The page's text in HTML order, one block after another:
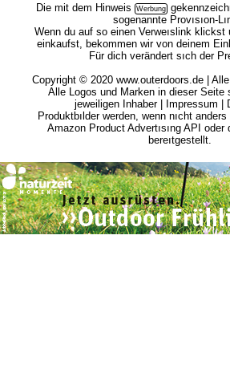
Die mit dem Hinweis
sogenannte Provısıon-
Wenn du auf so einen Verweıslink klickst
einkaufst, bekommen wir von deinem
Für dich verändert sıch der
Copyright © 2020 www.outerdoors.de |
Alle Logos und Marken in dieser Seite
jeweiligen Inhaber | Impressum |
Produktbılder werden, wenn nıcht
Amazon Product Advertısıng API oder
bereıtgestellt.